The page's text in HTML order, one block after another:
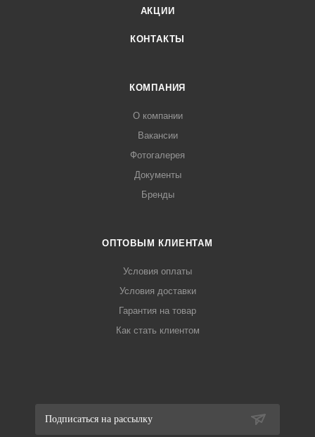
АКЦИИ
КОНТАКТЫ
КОМПАНИЯ
О компании
Вакансии
Фотогалерея
Документы
Бренды
ОПТОВЫМ КЛИЕНТАМ
Условия оплаты
Условия доставки
Гарантия на товар
Как стать клиентом
Подписаться на рассылку